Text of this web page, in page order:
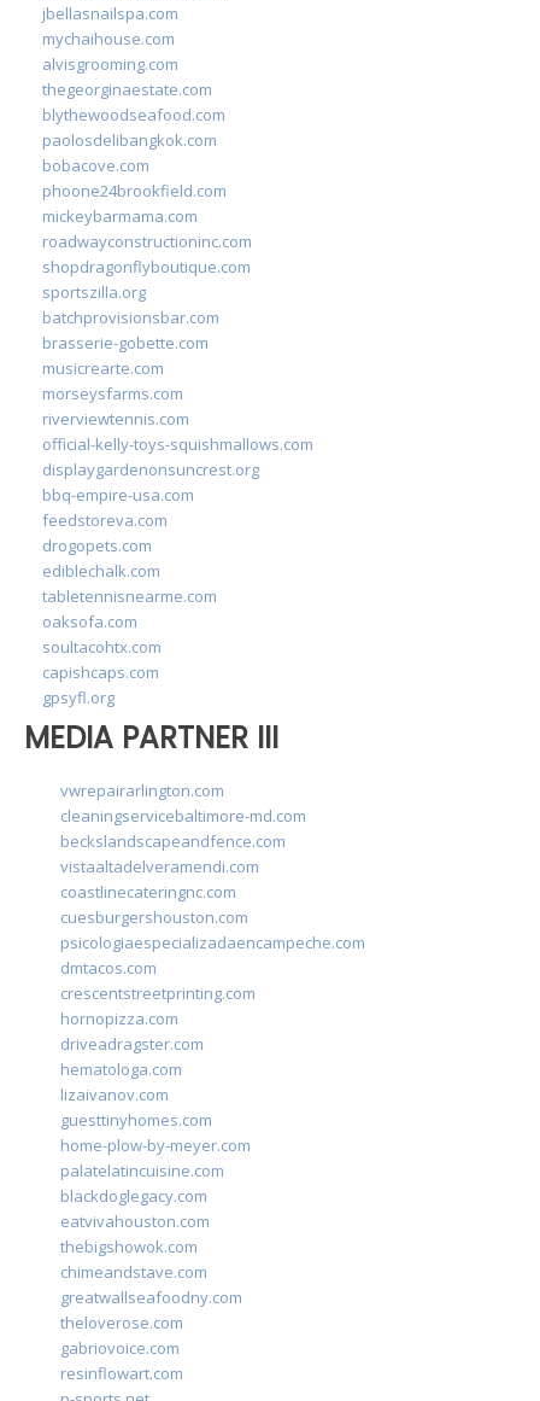
jbellasnailspa.com
mychaihouse.com
alvisgrooming.com
thegeorginaestate.com
blythewoodseafood.com
paolosdelibangkok.com
bobacove.com
phoone24brookfield.com
mickeybarmama.com
roadwayconstructioninc.com
shopdragonflyboutique.com
sportszilla.org
batchprovisionsbar.com
brasserie-gobette.com
musicrearte.com
morseysfarms.com
riverviewtennis.com
official-kelly-toys-squishmallows.com
displaygardenonsuncrest.org
bbq-empire-usa.com
feedstoreva.com
drogopets.com
ediblechalk.com
tabletennisnearme.com
oaksofa.com
soultacohtx.com
capishcaps.com
gpsyfl.org
MEDIA PARTNER III
vwrepairarlington.com
cleaningservicebaltimore-md.com
beckslandscapeandfence.com
vistaaltadelveramendi.com
coastlinecateringnc.com
cuesburgershouston.com
psicologiaespecializadaencampeche.com
dmtacos.com
crescentstreetprinting.com
hornopizza.com
driveadragster.com
hematologa.com
lizaivanov.com
guesttinyhomes.com
home-plow-by-meyer.com
palatelatincuisine.com
blackdoglegacy.com
eatvivahouston.com
thebigshowok.com
chimeandstave.com
greatwallseafoodny.com
theloverose.com
gabriovoice.com
resinflowart.com